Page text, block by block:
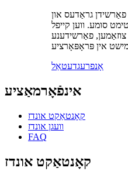
פאַרשידן גראַדעס און
סומע. ווען קייפל
צוזאַמען, פאַרשידענע
אָנפרעגדעטאַל
אינפֿאָרמאַציע
קאָנטאַקט אונדז
וועגן אונדז
FAQ
קאָנטאַקט אונדז